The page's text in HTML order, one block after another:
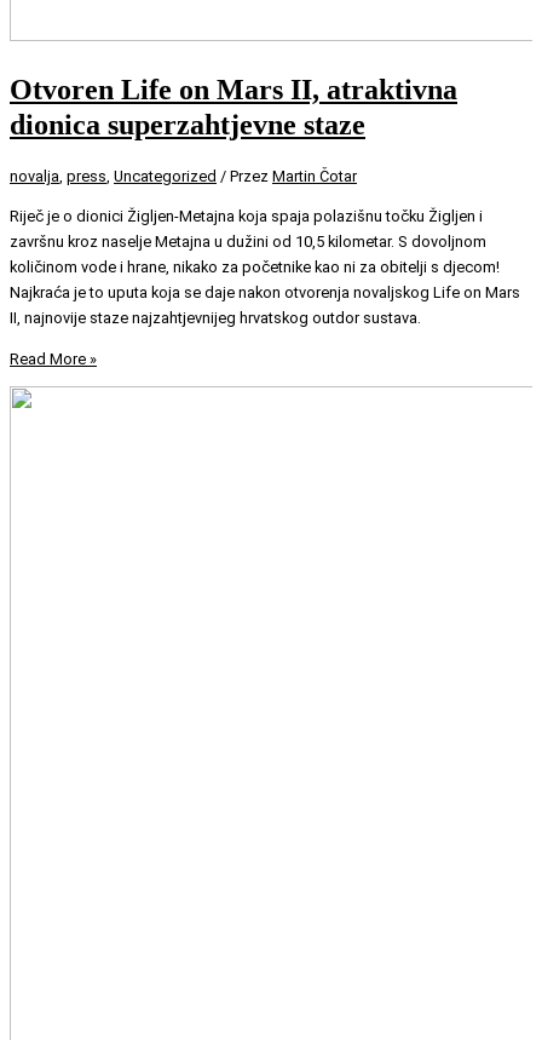
Otvoren Life on Mars II, atraktivna
dionica superzahtjevne staze
novalja, press, Uncategorized / Przez Martin Čotar
Riječ je o dionici Žigljen-Metajna koja spaja polazišnu točku Žigljen i
završnu kroz naselje Metajna u dužini od 10,5 kilometar. S dovoljnom
količinom vode i hrane, nikako za početnike kao ni za obitelji s djecom!
Najkraća je to uputa koja se daje nakon otvorenja novaljskog Life on Mars
II, najnovije staze najzahtjevnijeg hrvatskog outdor sustava.
Read More »